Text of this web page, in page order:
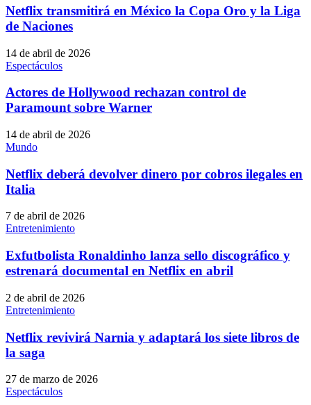
Netflix transmitirá en México la Copa Oro y la Liga
de Naciones
14 de abril de 2026
Espectáculos
Actores de Hollywood rechazan control de
Paramount sobre Warner
14 de abril de 2026
Mundo
Netflix deberá devolver dinero por cobros ilegales en
Italia
7 de abril de 2026
Entretenimiento
Exfutbolista Ronaldinho lanza sello discográfico y
estrenará documental en Netflix en abril
2 de abril de 2026
Entretenimiento
Netflix revivirá Narnia y adaptará los siete libros de
la saga
27 de marzo de 2026
Espectáculos